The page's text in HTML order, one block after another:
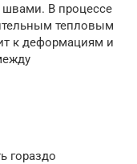
швами. В процессе
тепловым
к деформациям и
гораздо